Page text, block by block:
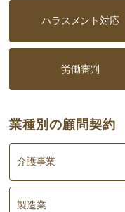
ハラスメント対応
労働審判
業種別の顧問契約
介護事業
製造業